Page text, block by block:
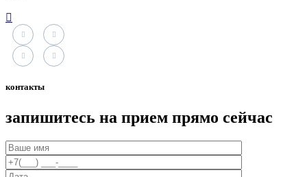
контакты
запишитесь на прием прямо сейчас